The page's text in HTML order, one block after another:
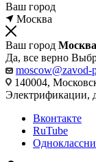
Ваш город
Москва
Ваш город Москва
Да, все верно
moscow@zavod-
140004,
Электрификации,
Вконтакте
RuTube